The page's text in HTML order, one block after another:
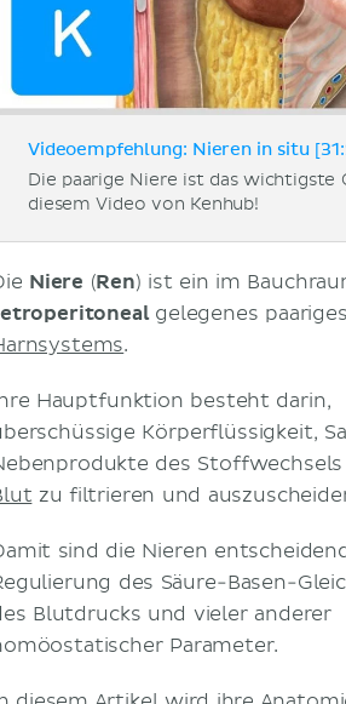
Videoempfehlung: Nieren in situ
Die paarige Niere ist das wichtigste
diesem Video von Kenhub!
Niere (Ren) ist ein im
gelegenes
.
Hauptfunktion besteht darin,
Körperflüssigkeit,
des Stoffwechsels
zu filtrieren und
sind die Nieren
des Säure-Basen-
Blutdrucks und vieler anderer
Parameter.